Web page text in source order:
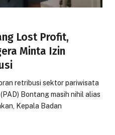
Lost Profit,
Minta Izin
retribusi sektor pariwisata
Bontang masih nihil alias
Kepala Badan